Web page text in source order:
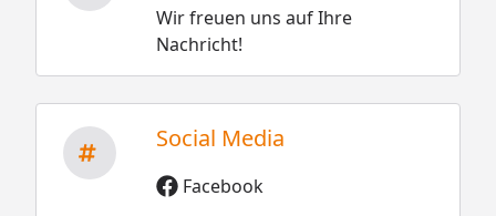
Wir freuen uns auf Ihre
Nachricht!
Social Media
Facebook